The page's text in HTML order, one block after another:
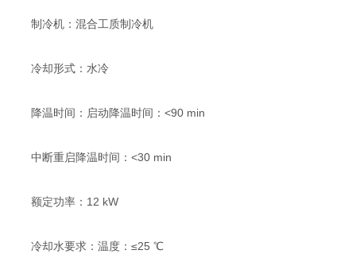
制冷机：混合工质制冷机
冷却形式：水冷
降温时间：启动降温时间：<90 min
中断重启降温时间：<30 min
额定功率：12 kW
冷却水要求：温度：≤25 ℃